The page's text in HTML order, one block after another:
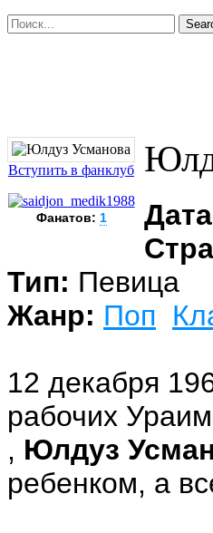
Вступить в фанклуб
Фанатов: 1
Тип: Певица
Жанр: Поп
12 декабря
рабочих
, Юлдуз
ребенком, а